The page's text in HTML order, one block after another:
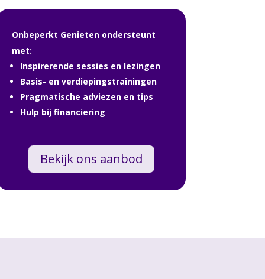
Onbeperkt Genieten ondersteunt
met:
Inspirerende sessies en lezingen
Basis- en verdiepingstrainingen
Pragmatische adviezen en tips
Hulp bij financiering
Bekijk ons aanbod